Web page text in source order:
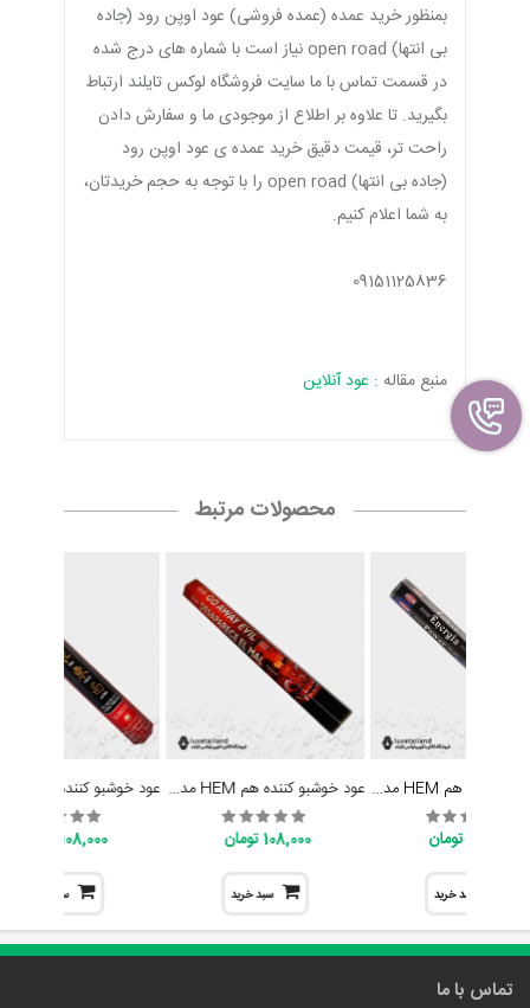
بمنظور خرید عمده (عمده فروشی) عود اوپن رود (جاده
بی انتها) open road نیاز است با شماره های درج شده
در قسمت تماس با ما سایت فروشگاه لوکس تایلند ارتباط
بگیرید. تا علاوه بر اطلاع از موجودی ما و سفارش دادن
راحت تر، قیمت دقیق خرید عمده ی عود اوپن رود
(جاده بی انتها) open road را با توجه به حجم خریدتان،
به شما اعلام کنیم.
09151125836
منبع مقاله : عود آنلاین
محصولات مرتبط
عود خوشبو کَننده هم HEM مدل انرژیا پاور Energia Power
سبد خرید
عود خوشبو کننده هم HEM مدل گو اوی اویل (دور شو شیطان) Go Away Evil
108,000 تومان
سبد خرید
108,000 تومان
سبد خرید
تماس با ما